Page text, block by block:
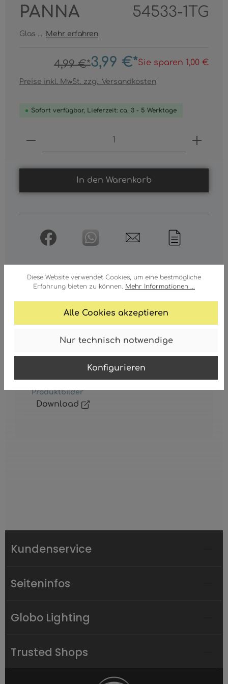
Diese Website verwendet Cookies, um eine bestmögliche
Erfahrung bieten zu können. Mehr Informationen ...
Alle Cookies akzeptieren
Nur technisch notwendige
Konfigurieren
PANNA 54533-1TG
Glas ... Mehr erfahren
4,99 €*3,99 €*Sie sparen 1,00 €
Preise inkl. MwSt. zzgl. Versandkosten
Sofort verfügbar, Lieferzeit: ca. 3 - 5 Werktage
Produkt Anzahl: Gib den
In den Warenkorb
Produktbilder
Download
Kundenservice
Seiteninfos
Globo Lighting
Trusted Shops